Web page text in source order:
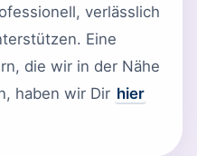
verlässlich
Eine
die wir in der Nähe
haben wir Dir hier